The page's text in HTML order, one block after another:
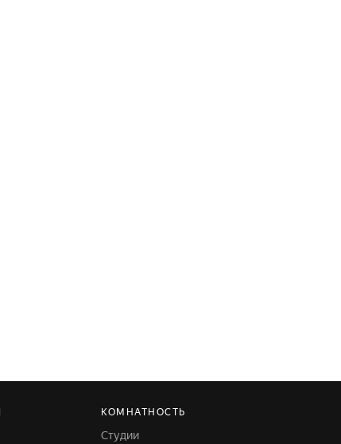
КОМНАТНОСТЬ
Студии